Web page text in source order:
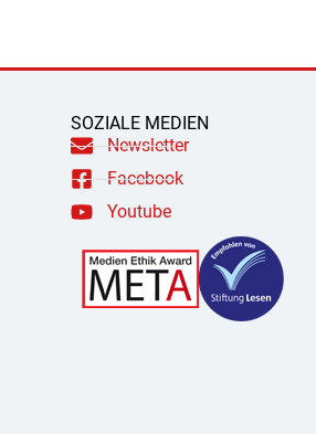
SOZIALE MEDIEN
Newsletter
Facebook
Youtube